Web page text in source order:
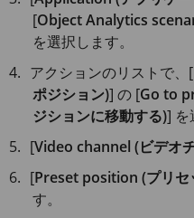
[Object Analytics
を選択します。
アクションのリストで、[
ポジション)] の [Go to
ジションに移動する)] を
[Video channel (ビデオ
[Preset position (プリセ
す。